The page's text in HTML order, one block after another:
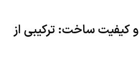
کیفیت ساخت: ترکیبی از